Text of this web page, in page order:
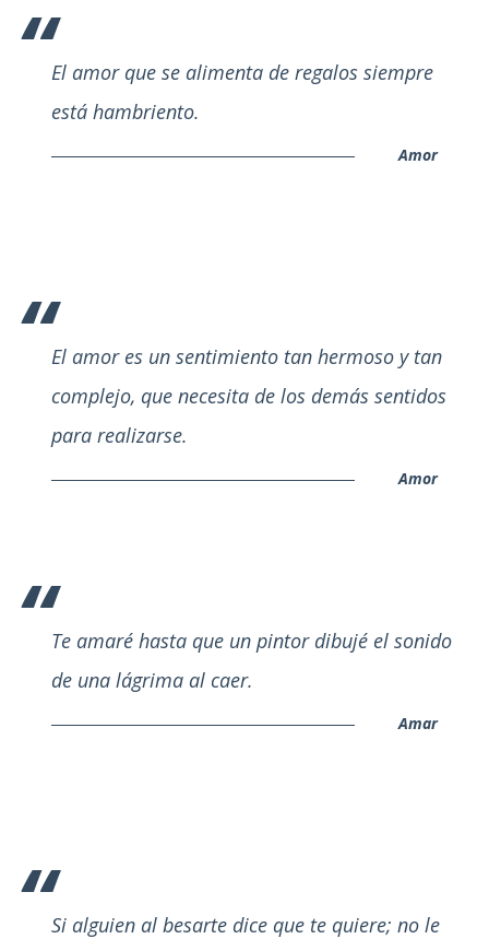
El amor que se alimenta de regalos siempre
está hambriento.
Amor
El amor es un sentimiento tan hermoso y tan
complejo, que necesita de los demás sentidos
para realizarse.
Amor
Te amaré hasta que un pintor dibujé el sonido
de una lágrima al caer.
Amar
Si alguien al besarte dice que te quiere; no le